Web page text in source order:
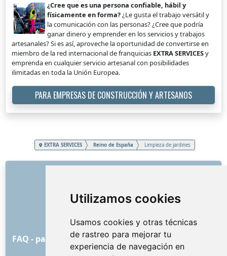
Utilizamos cookies
Usamos cookies y otras técnicas
de rastreo para mejorar tu
experiencia de navegación en
¿Cree que es una persona confiable, hábil y
físicamente en forma?¿Le gusta el trabajo versátil y
la comunicación con las personas? ¿Cree que podría
ganar dinero y emprender en los servicios y trabajos
artesanales? Si es así, aproveche la oportunidad de convertirse en
miembro de la red internacional de franquicias EXTRA SERVICESy
emprenda en cualquier servicio artesanal con posibilidades
ilimitadas en toda la Unión Europea.
PARA EMPRESAS DE CONSTRUCCIÓN Y ARTESANOS
EXTRA SERVICES Reino de España Limpieza de jardines
Cómo comenzó todo
Condiciones y términos generales
FAQ - para los clientes FAQ - para los proveedores
Publicidad y marketing